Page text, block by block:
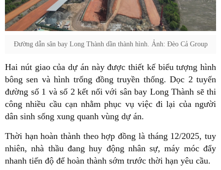
Đường dẫn sân bay Long Thành dần thành hình. Ảnh: Đèo Cả Group
Hai nút giao của dự án này được thiết kế biểu tượng hình
bông sen và hình trống đồng truyền thống. Dọc 2 tuyến
đường số 1 và số 2 kết nối với sân bay Long Thành sẽ thi
công nhiều cầu cạn nhằm phục vụ việc đi lại của người
dân sinh sống xung quanh vùng dự án.
Thời hạn hoàn thành theo hợp đồng là tháng 12/2025, tuy
nhiên, nhà thầu đang huy động nhân sự, máy móc đẩy
nhanh tiến độ để hoàn thành sớm trước thời hạn yêu cầu.